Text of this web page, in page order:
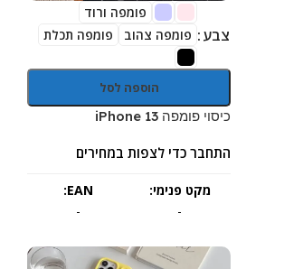
צבע
פומפה ורוד
פומפה צהוב
פומפה תכלת
הוספה לסל
כיסוי פומפה iPhone 13
התחבר כדי לצפות במחירים
מקט פנימי:
-
EAN:
-